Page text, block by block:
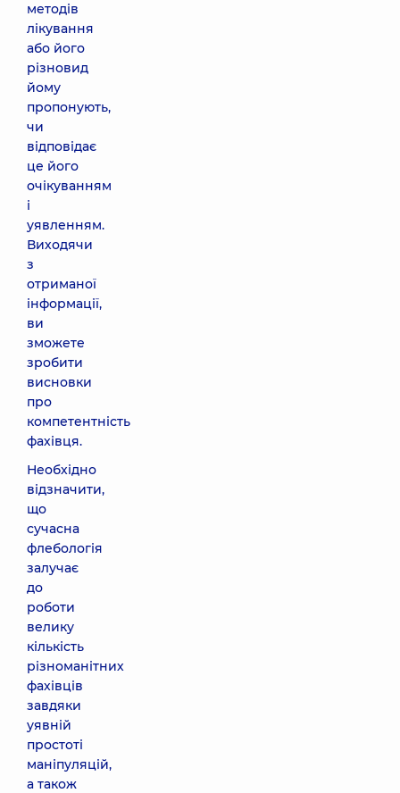
методів
лікування
або його
різновид
йому
пропонують,
чи
відповідає
це його
очікуванням
і
уявленням.
Виходячи
з
отриманої
інформації,
ви
зможете
зробити
висновки
про
компетентність
фахівця.
Необхідно
відзначити,
що
сучасна
флебологія
залучає
до
роботи
велику
кількість
різноманітних
фахівців
завдяки
уявній
простоті
маніпуляцій,
а також